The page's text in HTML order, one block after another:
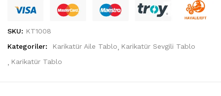
SKU: KT1008
Kategoriler:
Karikatür Aile Tablo
Karikatür Sevgili Tablo
Karikatür Tablo